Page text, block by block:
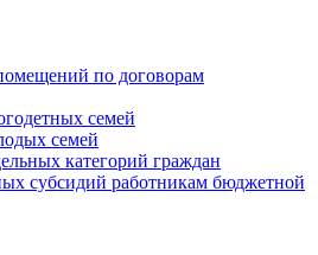
по договорам
семей
семей
категорий граждан
субсидий работникам бюджетной